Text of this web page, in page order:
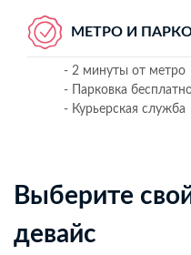
МЕТРО И
- 2 минуты от метро
- Парковка
- Курьерская служба
Выберите
девайс